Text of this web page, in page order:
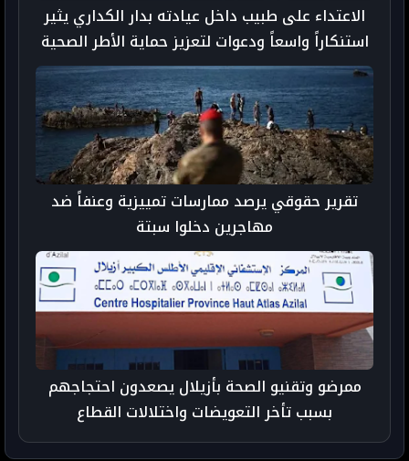
الاعتداء على طبيب داخل عيادته بدار الكداري يثير
استنكاراً واسعاً ودعوات لتعزيز حماية الأطر الصحية
تقرير حقوقي يرصد ممارسات تمييزية وعنفاً ضد
مهاجرين دخلوا سبتة
ممرضو وتقنيو الصحة بأزيلال يصعدون احتجاجهم
بسبب تأخر التعويضات واختلالات القطاع